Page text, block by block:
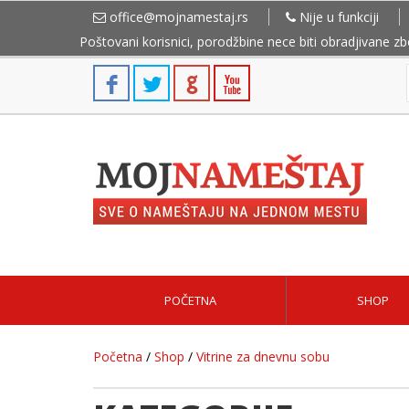
office@mojnamestaj.rs
Nije u funkciji
Poštovani korisnici, porodžbine nece biti obradjivane
POČETNA SHOP
Početna / Shop / Vitrine za dnevnu sobu